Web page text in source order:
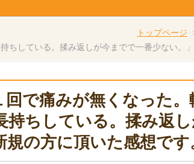
トップページ
ちしている。揉み返しが今までで一番少ない。
回で痛みが無くなった
持ちしている。揉み返
の方に頂いた感想です